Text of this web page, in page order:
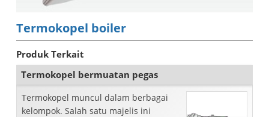
Termokopel boiler
Produk Terkait
Termokopel bermuatan pegas
Termokopel muncul dalam berbagai
kelompok. Salah satu majelis ini